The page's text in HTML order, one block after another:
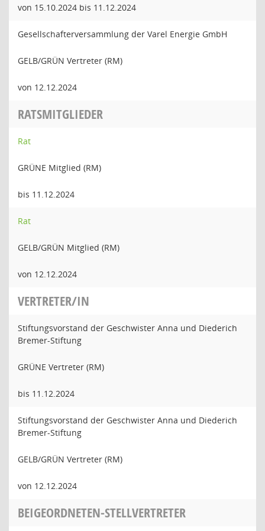
von 15.10.2024 bis 11.12.2024
Gesellschafterversammlung der Varel Energie GmbH
GELB/GRÜN Vertreter (RM)
von 12.12.2024
RATSMITGLIEDER
Rat
GRÜNE Mitglied (RM)
bis 11.12.2024
Rat
GELB/GRÜN Mitglied (RM)
von 12.12.2024
VERTRETER/IN
Stiftungsvorstand der Geschwister Anna und Diederich
Bremer-Stiftung
GRÜNE Vertreter (RM)
bis 11.12.2024
Stiftungsvorstand der Geschwister Anna und Diederich
Bremer-Stiftung
GELB/GRÜN Vertreter (RM)
von 12.12.2024
BEIGEORDNETEN-STELLVERTRETER